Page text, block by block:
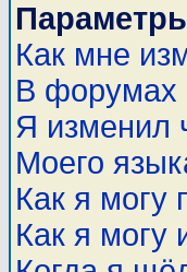
Как мне
В форумах
Я изменил
Моего
Как я могу
Как я могу